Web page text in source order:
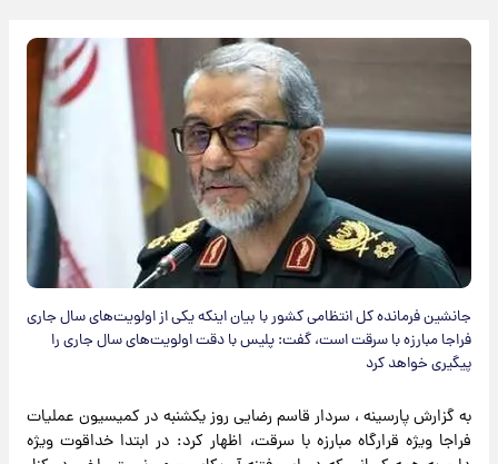
جانشین فرمانده کل انتظامی کشور با بیان اینکه یکی از اولویت‌های سال جاری
فراجا مبارزه با سرقت است، گفت: پلیس با دقت اولویت‌های سال جاری را
پیگیری خواهد کرد
به گزارش پارسینه ، سردار قاسم رضایی روز یکشنبه در کمیسیون عملیات
فراجا ویژه قرارگاه مبارزه با سرقت، اظهار کرد: در ابتدا خداقوت ویژه